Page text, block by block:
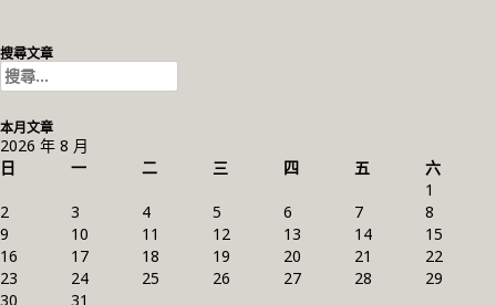
搜尋文章
搜
尋
關
鍵
字:
本月文章
2026 年 8 月
日
一 二 三 四 五
六
1
2
3 4 5 6 7
8
9
10 11 12 13 14
15
16
17 18 19 20 21
22
23
24 25 26 27 28
29
30
31